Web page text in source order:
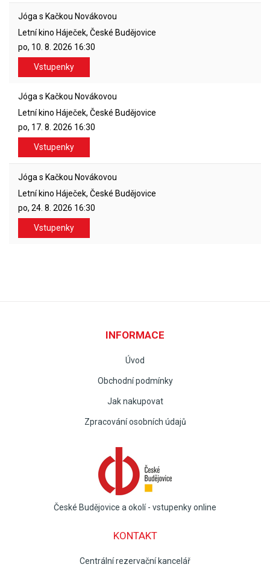
Jóga s Kačkou Novákovou
Letní kino Háječek, České Budějovice
po, 10. 8. 2026 16:30
Vstupenky
Jóga s Kačkou Novákovou
Letní kino Háječek, České Budějovice
po, 17. 8. 2026 16:30
Vstupenky
Jóga s Kačkou Novákovou
Letní kino Háječek, České Budějovice
po, 24. 8. 2026 16:30
Vstupenky
INFORMACE
Úvod
Obchodní podmínky
Jak nakupovat
Zpracování osobních údajů
České Budějovice a okolí - vstupenky online
KONTAKT
Centrální rezervační kancelář